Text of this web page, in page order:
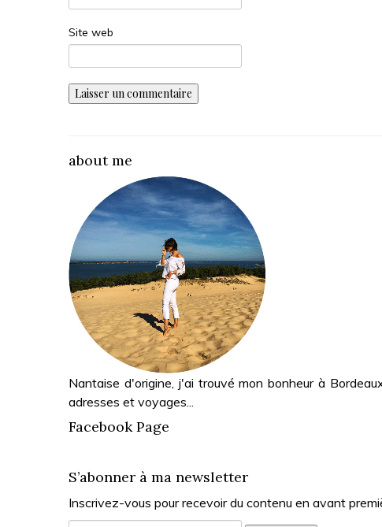
Site web
about me
Nantaise d'origine, j'ai trouvé mon bonheur à
adresses et voyages...
Facebook Page
S’abonner à ma newsletter
Inscrivez-vous pour recevoir du contenu en avant